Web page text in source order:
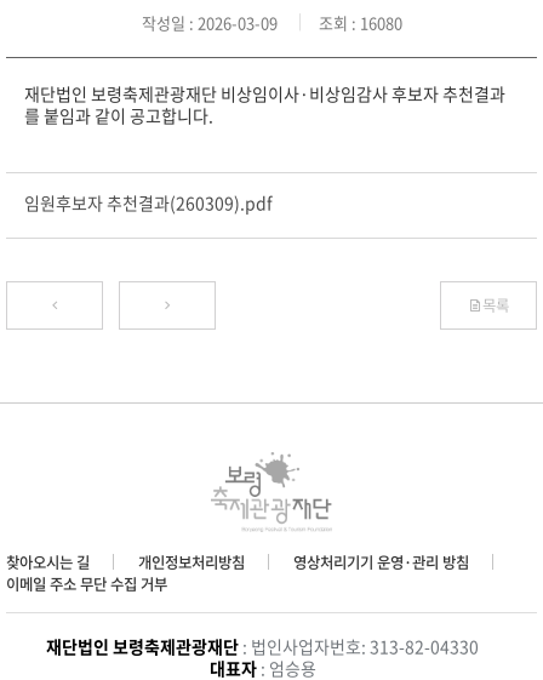
작성일 : 2026-03-09 조회 : 16080
재단법인 보령축제관광재단 비상임이사·비상임감사 후보자 추천결과
를 붙임과 같이 공고합니다.
임원후보자 추천결과(260309).pdf
목록
찾아오시는 길 개인정보처리방침
영상처리기기 운영·관리 방침
이메일 주소 무단 수집 거부
재단법인 보령축제관광재단 : 법인사업자번호: 313-82-04330
대표자: 엄승용